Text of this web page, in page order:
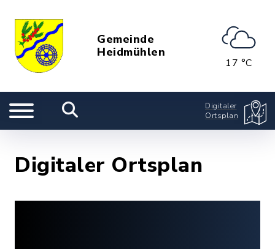
Gemeinde
Heidmühlen
17 °C
Digitaler
Ortsplan
Digitaler Ortsplan